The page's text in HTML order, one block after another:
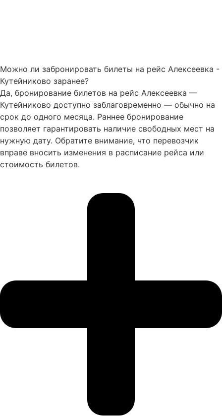
Можно ли забронировать билеты на рейс Алексеевка -
Кутейниково заранее?
Да, бронирование билетов на рейс Алексеевка —
Кутейниково доступно заблаговременно — обычно на
срок до одного месяца. Раннее бронирование
позволяет гарантировать наличие свободных мест на
нужную дату. Обратите внимание, что перевозчик
вправе вносить изменения в расписание рейса или
стоимость билетов.